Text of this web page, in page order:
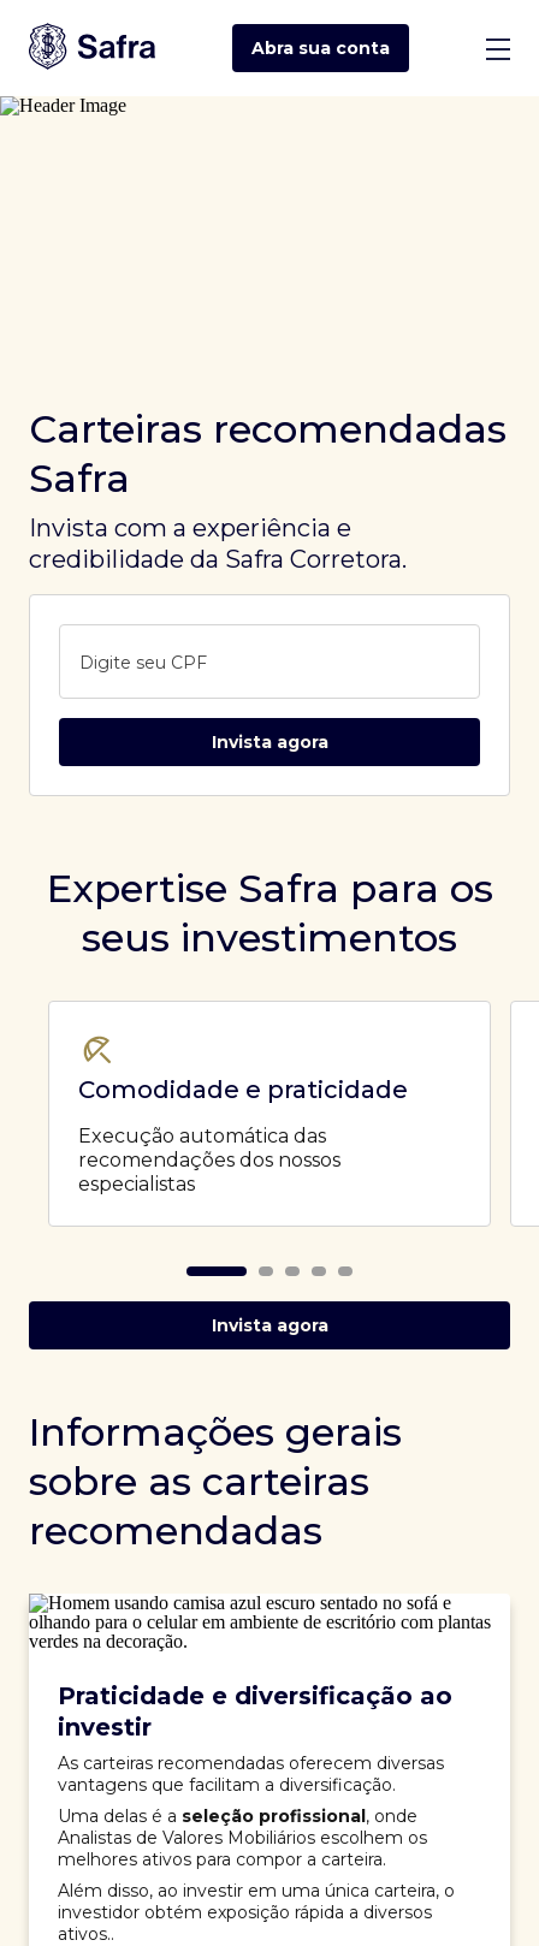
Abra sua conta
Carteiras recomendadas
Safra
Invista com a experiência e
credibilidade da Safra Corretora.
Digite seu CPF
Invista agora
Expertise Safra para os
seus investimentos
Comodidade e praticidade
Execução automática das
recomendações dos nossos
especialistas
Invista agora
Informações gerais
sobre as carteiras
recomendadas
Praticidade e diversificação ao
investir
As carteiras recomendadas oferecem diversas
vantagens que facilitam a diversificação.
Uma delas é a seleção profissional, onde
Analistas de Valores Mobiliários escolhem os
melhores ativos para compor a carteira.
Além disso, ao investir em uma única carteira, o
investidor obtém exposição rápida a diversos
ativos..